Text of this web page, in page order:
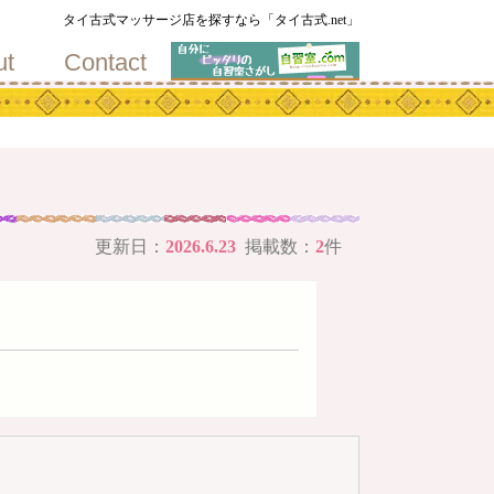
タイ古式マッサージ店を探すなら「タイ古式.net」
Contact
更新日： 2026.6.23 掲載数： 2件